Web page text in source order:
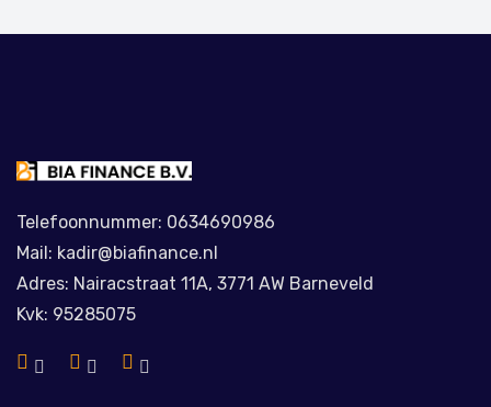
Telefoonnummer: 0634690986
Mail: kadir@biafinance.nl
Adres: Nairacstraat 11A, 3771 AW Barneveld
Kvk: 95285075